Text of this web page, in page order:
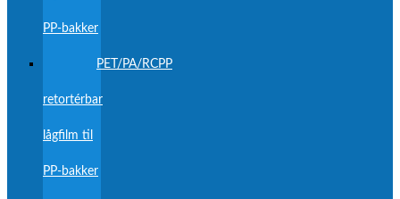
PP-bakker
PET/PA/RCPP
retortérbar
lågfilm til
PP-bakker